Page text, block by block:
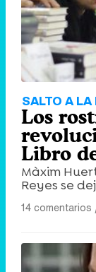
SALTO A LA
Los
Libro
Màxim
Reyes se
14 comentarios